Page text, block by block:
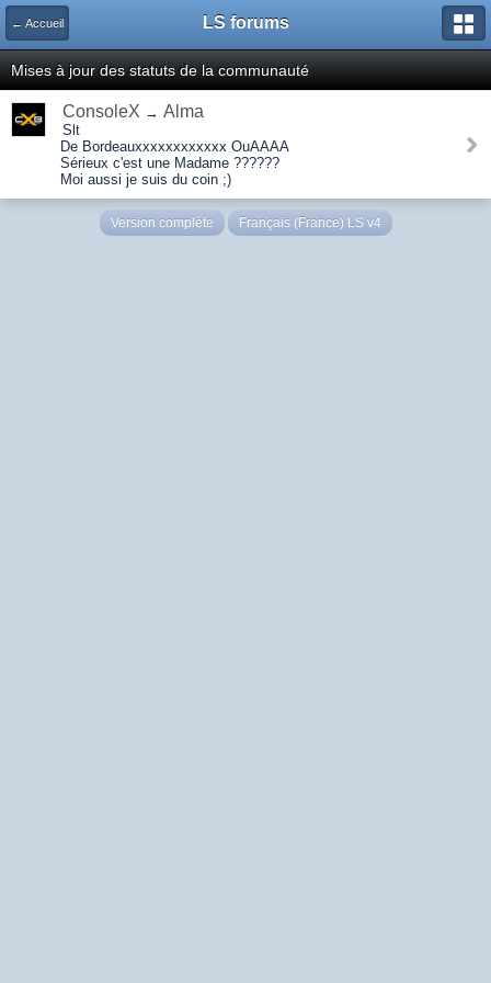
← Accueil LS forums
Mises à jour des statuts de la communauté
ConsoleX → Alma
Slt
De Bordeauxxxxxxxxxxxx OuAAAA
Sérieux c'est une Madame ??????
Moi aussi je suis du coin ;)
Version complète Français (France) LS v4